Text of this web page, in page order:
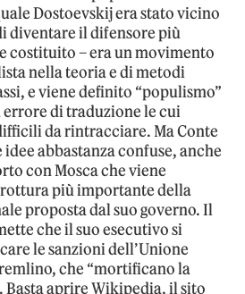
Dostoevskij era stato vicino
diventare il difensore più
costituito – era un movimento
nella teoria e di metodi
e viene definito “populismo”
di traduzione le cui
da rintracciare. Ma Conte
idee abbastanza confuse, anche
con Mosca che viene
più importante della
proposta dal suo governo. Il
che il suo esecutivo si
le sanzioni dell’Unione
che “mortificano la
Basta aprire Wikipedia, il sito